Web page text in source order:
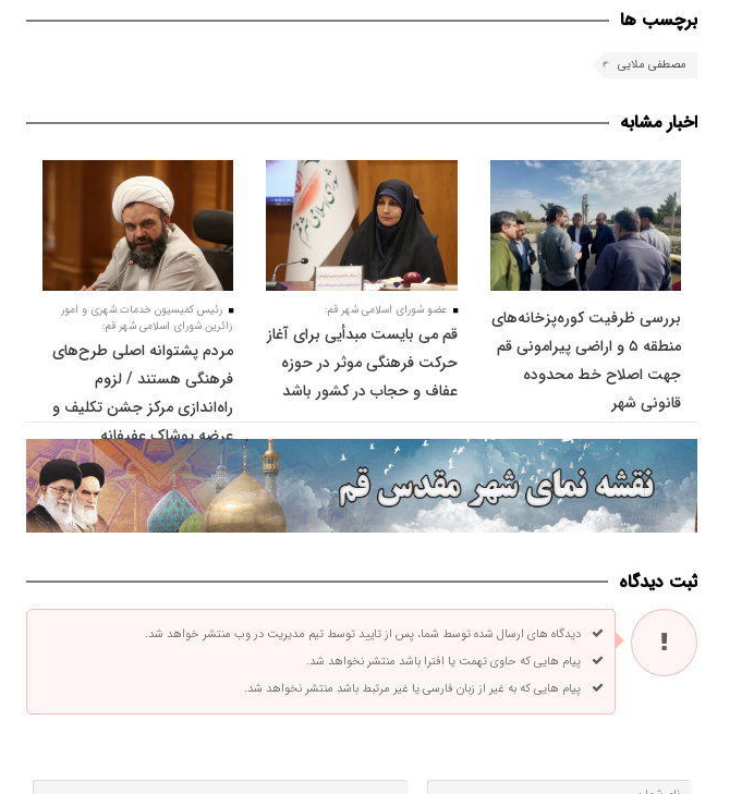
برچسب ها
مصطفی ملایی
اخبار مشابه
بررسی ظرفیت کوره‌پزخانه‌های
منطقه ۵ و اراضی پیرامونی قم
جهت اصلاح خط محدوده
قانونی شهر
عضو شورای اسلامی شهر قم:
قم می بایست مبدأیی برای آغاز
حرکت فرهنگی موثر در حوزه
عفاف و حجاب در کشور باشد
رئیس کمیسیون خدمات شهری و امور
زائرین شورای اسلامی شهر قم:
مردم پشتوانه اصلی طرح‌های
فرهنگی هستند / لزوم
راه‌اندازی مرکز جشن تکلیف و
عرضه پوشاک عفیفانه
ثبت دیدگاه
دیدگاه های ارسال شده توسط شما، پس از تایید توسط تیم مدیریت در وب منتشر خواهد شد.
پیام هایی که حاوی تهمت یا افترا باشد منتشر نخواهد شد.
پیام هایی که به غیر از زبان فارسی یا غیر مرتبط باشد منتشر نخواهد شد.